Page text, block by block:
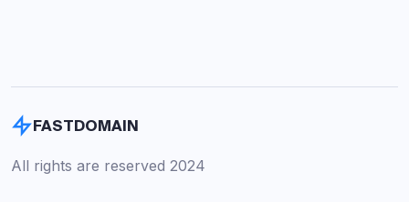
FASTDOMAIN
All rights are reserved 2024